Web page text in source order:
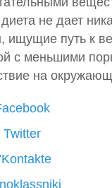
не дает
путь к
с меньшими
на
Twitter